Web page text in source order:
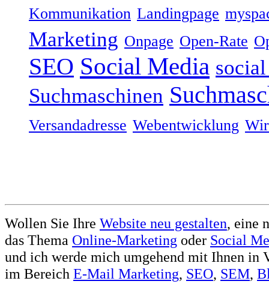
Kommunikation Landingpage
Marketing Onpage Open-Rate
SEO Social Media
Suchmaschinen
Versandadresse Webentwicklung
Wollen Sie Ihre Website neu gestalten, eine
das Thema Online-Marketing oder Social
und ich werde mich umgehend mit Ihnen in
im Bereich E-Mail Marketing, SEO, SEM,